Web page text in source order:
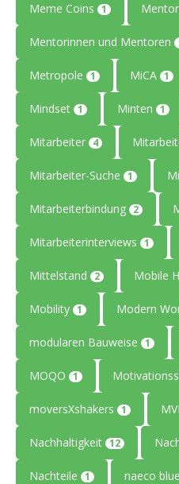
Meme Coins 1
Mentorinnen und Mentoren
Metropole 1 MiCA 1
Mindset 1 Minten 1
Mitarbeiter 4
Mitarbeiter-Suche 1
Mitarbeiterbindung 2
Mitarbeiterinterviews 1
Mittelstand 2 Mobile
Mobility 1 Modern
modularen Bauweise 1
MOQO 1
moversXshakers 1
Nachhaltigkeit 12
Nachteile 1 naeco blue